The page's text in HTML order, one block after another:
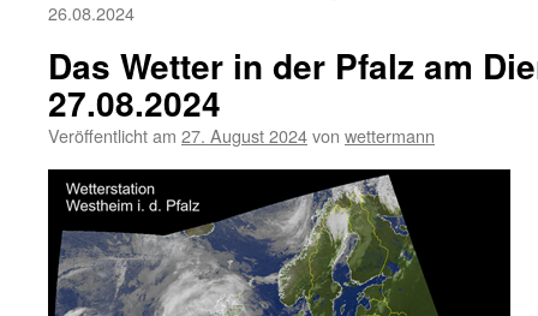
26.08.2024
Das Wetter in der Pfalz am
27.08.2024
Veröffentlicht am 27. August 2024von wettermann